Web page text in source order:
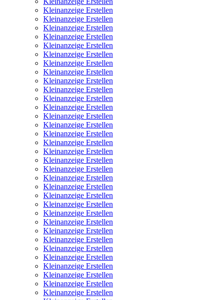
Kleinanzeige Erstellen
Kleinanzeige Erstellen
Kleinanzeige Erstellen
Kleinanzeige Erstellen
Kleinanzeige Erstellen
Kleinanzeige Erstellen
Kleinanzeige Erstellen
Kleinanzeige Erstellen
Kleinanzeige Erstellen
Kleinanzeige Erstellen
Kleinanzeige Erstellen
Kleinanzeige Erstellen
Kleinanzeige Erstellen
Kleinanzeige Erstellen
Kleinanzeige Erstellen
Kleinanzeige Erstellen
Kleinanzeige Erstellen
Kleinanzeige Erstellen
Kleinanzeige Erstellen
Kleinanzeige Erstellen
Kleinanzeige Erstellen
Kleinanzeige Erstellen
Kleinanzeige Erstellen
Kleinanzeige Erstellen
Kleinanzeige Erstellen
Kleinanzeige Erstellen
Kleinanzeige Erstellen
Kleinanzeige Erstellen
Kleinanzeige Erstellen
Kleinanzeige Erstellen
Kleinanzeige Erstellen
Kleinanzeige Erstellen
Kleinanzeige Erstellen